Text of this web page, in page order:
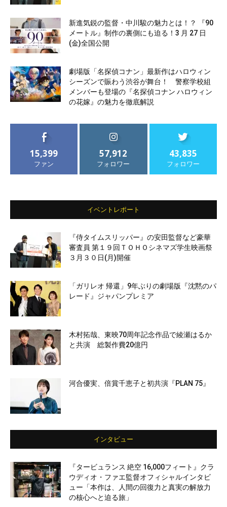
新進気鋭の監督・中川駿の魅力とは！？ 『90
メートル』制作の裏側にも迫る！3 月 27 日
(金)全国公開
劇場版「名探偵コナン」最新作はハロウィン
シーズンで賑わう渋谷が舞台！ 警察学校組
メンバーも登場の『名探偵コナン ハロウィン
の花嫁』の魅力を徹底解説
15,399
ファン
57,912
フォロワー
43,835
フォロワー
イベントレポート
『侍タイムスリッパー』の安田監督など豪華
審査員 第１９回ＴＯＨＯシネマズ学生映画祭
３月３０日(月)開催
「ガリレオ 帰還」9年ぶりの劇場版『沈黙のパ
レード』ジャパンプレミア
木村拓哉、東映70周年記念作品で綾瀬はるか
と共演 総製作費20億円
河合優実、倍賞千恵子と初共演『PLAN 75』
インタビュー
『タービュランス 絶空 16,000フィート』クラ
ウディオ・ファエ監督オフィシャルインタビ
ュー「本作は、人間の回復力と真実の解放力
の核心へと迫る旅」